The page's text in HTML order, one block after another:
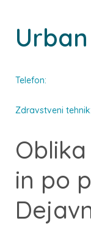
Telefon:
Zdravstveni tehnik:
in po